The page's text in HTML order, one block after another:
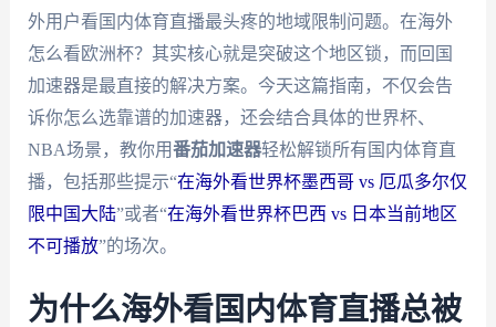
外用户看国内体育直播最头疼的地域限制问题。在海外
怎么看欧洲杯？其实核心就是突破这个地区锁，而回国
加速器是最直接的解决方案。今天这篇指南，不仅会告
诉你怎么选靠谱的加速器，还会结合具体的世界杯、
NBA场景，教你用番茄加速器轻松解锁所有国内体育直
播，包括那些提示“在海外看世界杯墨西哥 vs 厄瓜多尔仅
限中国大陆”或者“在海外看世界杯巴西 vs 日本当前地区
不可播放”的场次。
为什么海外看国内体育直播总被